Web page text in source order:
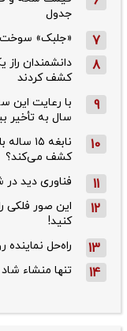
جدول
7 «جلبک»
8
دانشمندان راز
کشف کردند
9
سال به تأخیر
10
نابغه
کشف می‌کند؟
11 فناوری دید
12
این صور فلکی
کنید!
13 راه‌حل نماینده
14 تنها منشاء